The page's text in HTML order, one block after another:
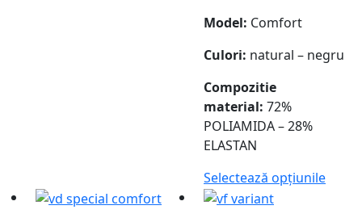
Model: Comfort
Culori: natural – negru
Compozitie
material: 72%
POLIAMIDA – 28%
ELASTAN
Selectează opțiunile